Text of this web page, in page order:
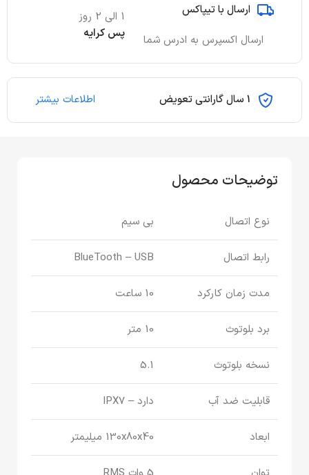
ارسال با تیپاکس
ارسال اکسپرس به ادرس شما
1 الی 2 روز
پس کرایه
1 سال گارانتی تعویض اطلاعات بیشتر
توضیحات محصول
نوع اتصال بی سیم
رابط اتصال BlueTooth – USB
مدت زمان کارکرد 10 ساعت
برد بلوتوث 10 متر
نسخه بلوتوث 5.1
قابلیت ضد آب دارد – IPX7
ابعاد 130x80x40 میلیمتر